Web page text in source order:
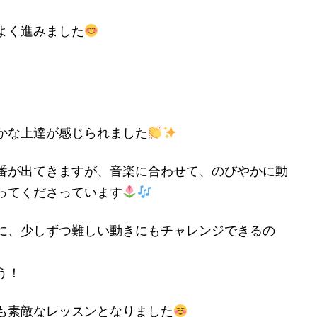
く進みました
な上達が感じられました
出てきますが、音楽に合わせて、のびやかに動
てくださっています
少しずつ難しい動きにもチャレンジできるの
素敵なレッスンとなりました